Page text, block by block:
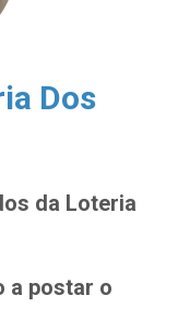
Dos
da Loteria
a postar o